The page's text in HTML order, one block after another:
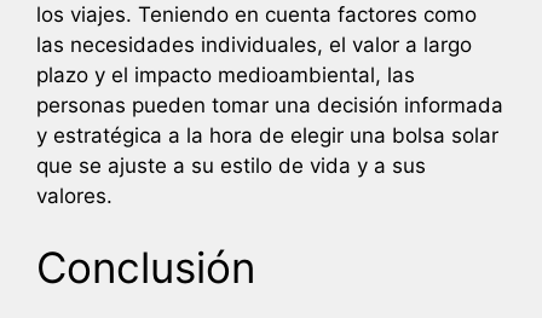
los viajes. Teniendo en cuenta factores como
las necesidades individuales, el valor a largo
plazo y el impacto medioambiental, las
personas pueden tomar una decisión informada
y estratégica a la hora de elegir una bolsa solar
que se ajuste a su estilo de vida y a sus
valores.
Conclusión